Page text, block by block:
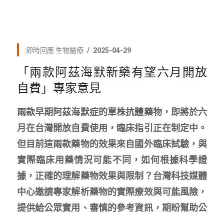
即時回應 生物醫療 2025-04-29
「兩款阿茲海默新藥有望六月開放
自費」專家意見
兩款早期阿茲海默症的單株抗體藥物，即將於六
月在台灣開放自費使用，臨床指引正在制定中。
但目前這兩款藥物的效果來自國外臨床試驗，與
實際臨床用藥情況可能不同，如何根據科學證
據，正確的理解藥物效果與限制？台灣科技媒體
中心邀請專家解析藥物的實際療效與可能風險，
提供給公眾實用、審慎的參考資訊，期盼幫助公